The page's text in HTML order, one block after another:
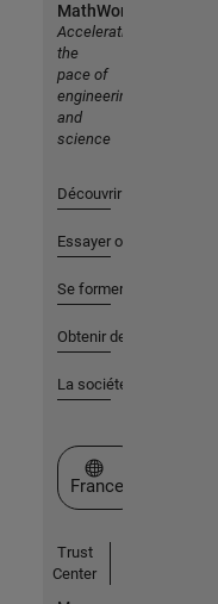
MathWorks
Accelerating
the
pace of
engineering
and
science
Découvrir les produits
Essayer ou acheter
Se former
Obtenir de l'aide
La société
Sélectionner un
France
Trust
Center